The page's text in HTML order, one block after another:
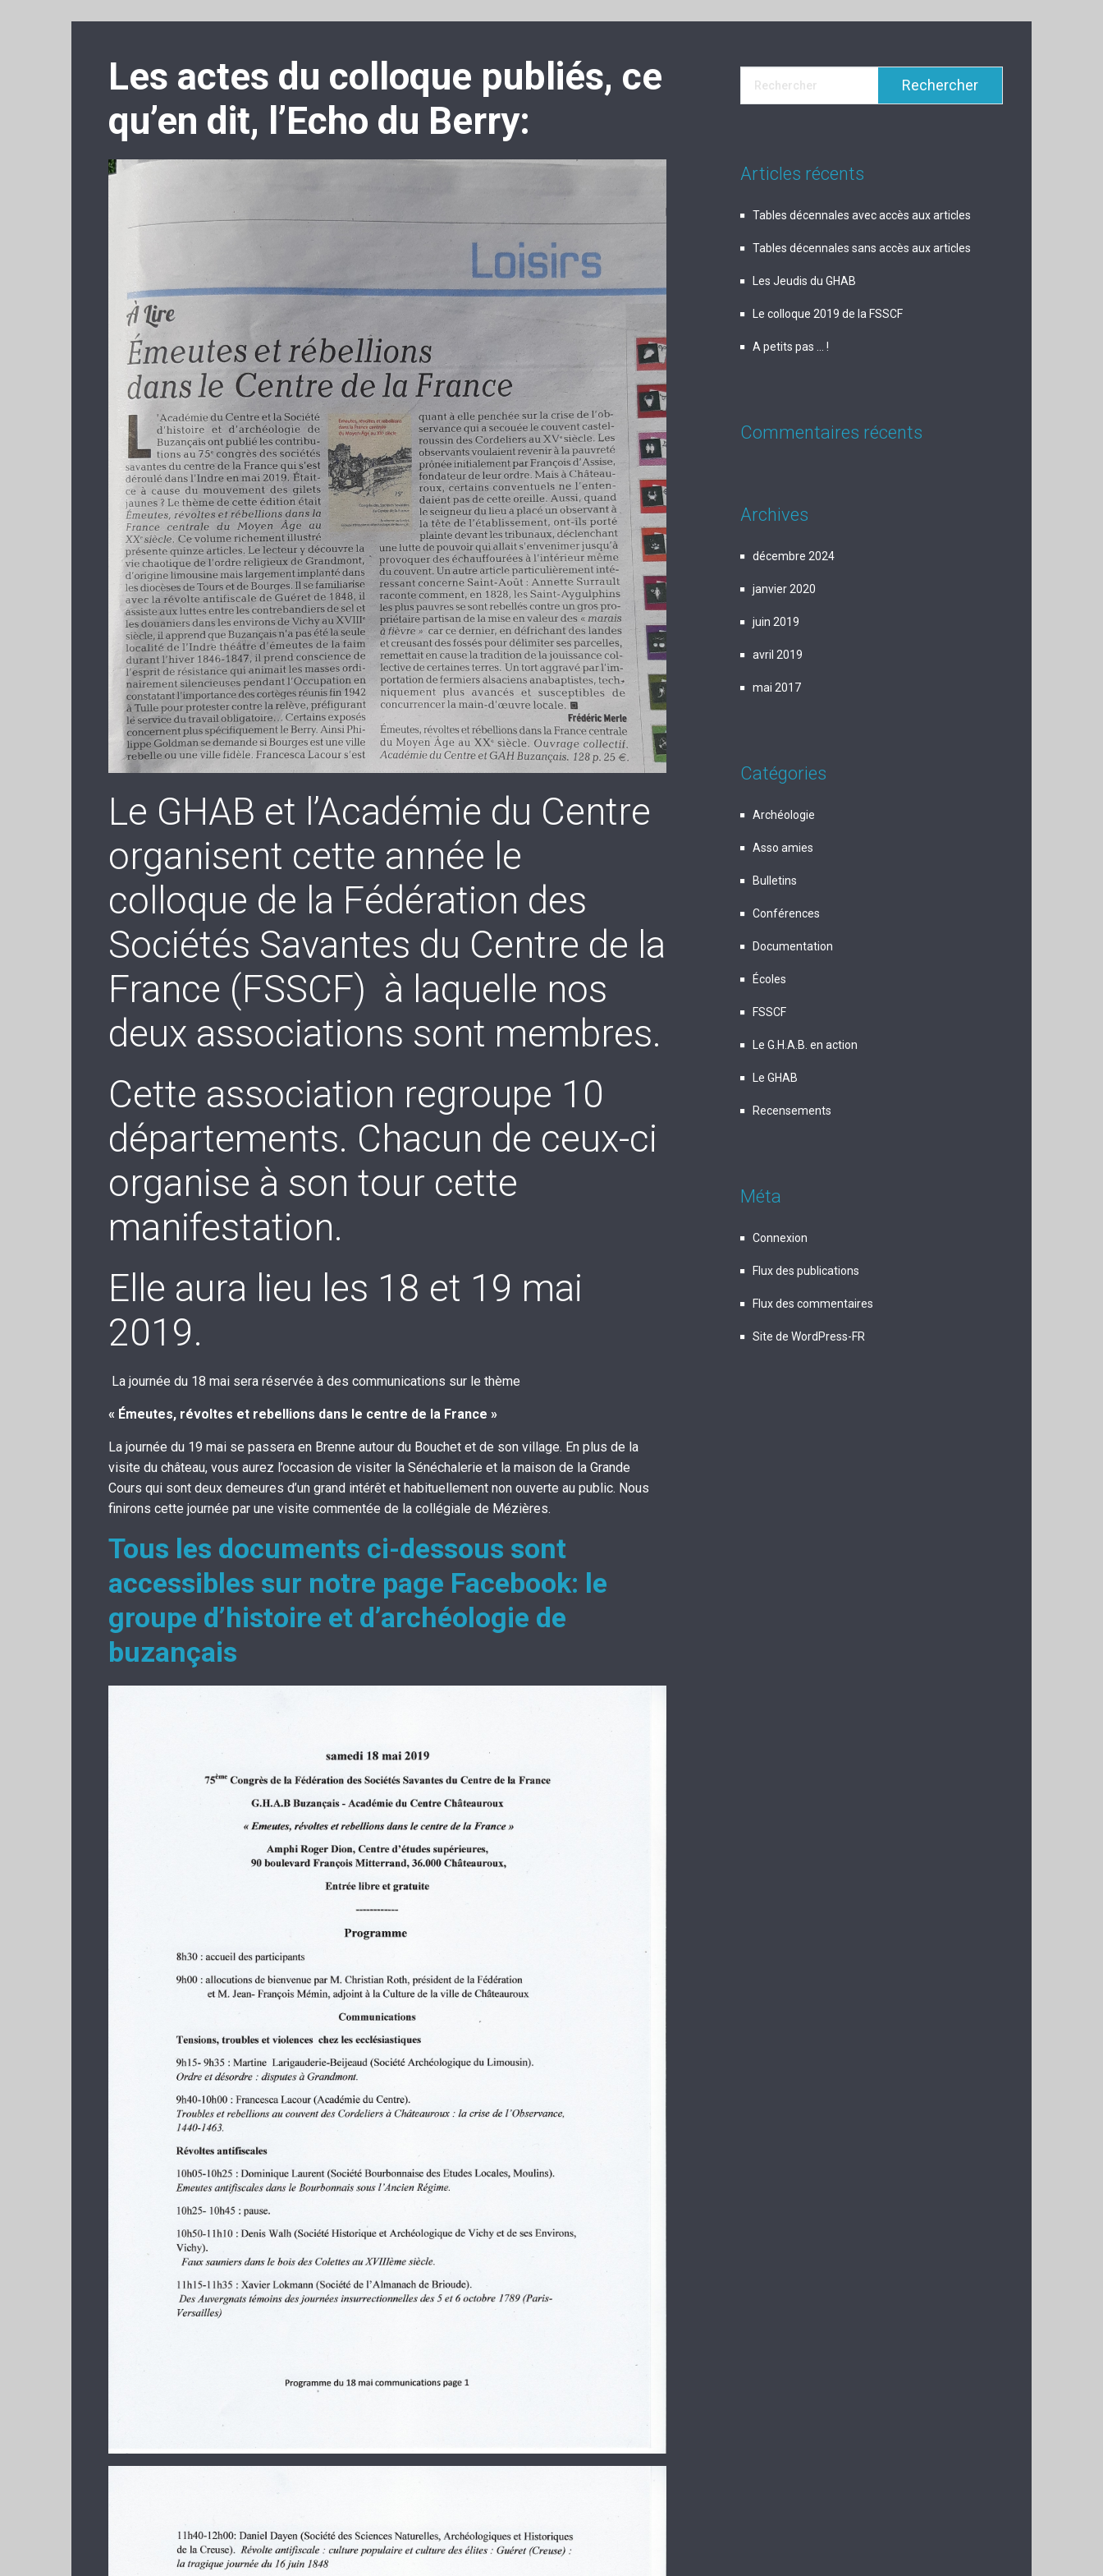
Les actes du colloque publiés, ce
qu’en dit, l’Echo du Berry:
Le GHAB et l’Académie du Centre
organisent cette année le
colloque de la Fédération des
Sociétés Savantes du Centre de la
France (FSSCF) à laquelle nos
deux associations sont membres.
Cette association regroupe 10
départements. Chacun de ceux-ci
organise à son tour cette
manifestation.
Elle aura lieu les 18 et 19 mai
2019.
La journée du 18 mai sera réservée à des communications sur le thème
« Émeutes, révoltes et rebellions dans le centre de la France »
La journée du 19 mai se passera en Brenne autour du Bouchet et de son village. En plus de la
visite du château, vous aurez l’occasion de visiter la Sénéchalerie et la maison de la Grande
Cours qui sont deux demeures d’un grand intérêt et habituellement non ouverte au public. Nous
finirons cette journée par une visite commentée de la collégiale de Mézières.
Tous les documents ci-dessous sont
accessibles sur notre page Facebook: le
groupe d’histoire et d’archéologie de
buzançais
Articles récents
Tables décennales avec accès aux articles
Tables décennales sans accès aux articles
Les Jeudis du GHAB
Le colloque 2019 de la FSSCF
A petits pas … !
Commentaires récents
Archives
décembre 2024
janvier 2020
juin 2019
avril 2019
mai 2017
Catégories
Archéologie
Asso amies
Bulletins
Conférences
Documentation
Écoles
FSSCF
Le G.H.A.B. en action
Le GHAB
Recensements
Méta
Connexion
Flux des publications
Flux des commentaires
Site de WordPress-FR